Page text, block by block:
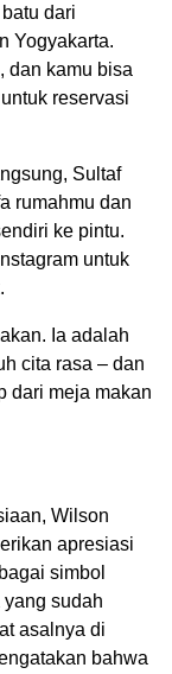
dari
Yogyakarta.
dan kamu bisa
reservasi
Sultaf
rumahmu dan
ke pintu.
untuk
Ia adalah
cita rasa – dan
dari meja makan
Wilson
apresiasi
simbol
sudah
asalnya di
bahwa